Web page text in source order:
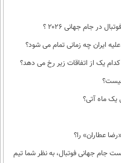
در جام جهانی ۲۰۲۶ ؟
ایران چه زمانی تمام می شود؟
یک از اتفاقات زیر رخ می دهد؟
چیست؟
یک ماه آتی؟
عطاران» را؟
جام جهانی فوتبال، به نظر شما تیم